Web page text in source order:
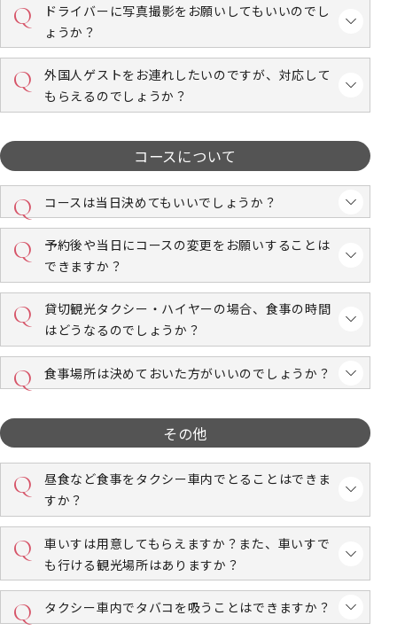
ドライバーに写真撮影をお願いしてもいいのでし
ょうか？
外国人ゲストをお連れしたいのですが、対応して
もらえるのでしょうか？
コースについて
コースは当日決めてもいいでしょうか？
予約後や当日にコースの変更をお願いすることは
できますか？
貸切観光タクシー・ハイヤーの場合、食事の時間
はどうなるのでしょうか？
食事場所は決めておいた方がいいのでしょうか？
その他
昼食など食事をタクシー車内でとることはできま
すか？
車いすは用意してもらえますか？また、車いすで
も行ける観光場所はありますか？
タクシー車内でタバコを吸うことはできますか？